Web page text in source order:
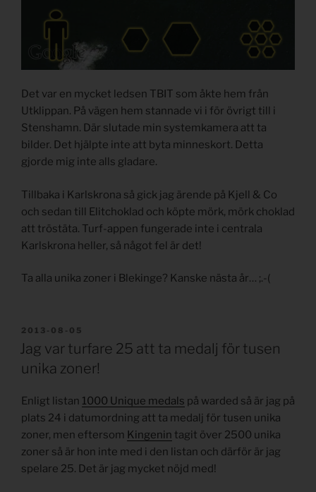
Det var en mycket ledsen TBIT som åkte hem från
Utklippan. På vägen hem stannade vi i för övrigt till i
Stenshamn. Där slutade min systemkamera att ta
bilder. Det hjälpte inte att byta minneskort. Detta
gjorde mig inte alls gladare.
Tillbaka i Karlskrona så gick jag ärende på Kjell & Co
och sedan till Elitchoklad och köpte mörk, mörk choklad
att tröstäta. Turf-appen fungerade inte i centrala
Karlskrona heller, så något fel är det!
Ta alla unika zoner i Blekinge? Kanske nästa år… ;.-(
PUBLICERAT
2013-08-05
Jag var turfare 25 att ta medalj för tusen
unika zoner!
Enligt listan 1000 Unique medals på warded så är jag på
plats 24 i datumordning att ta medalj för tusen unika
zoner, men eftersom Kingenin tagit över 2500 unika
zoner så är hon inte med i den listan och därför är jag
spelare 25. Det är jag mycket nöjd med!